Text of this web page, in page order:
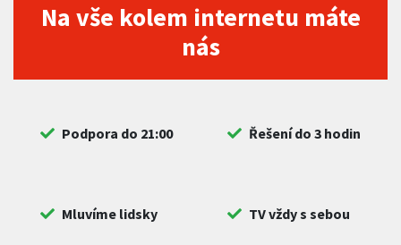
Na vše kolem internetu máte
nás
Podpora do 21:00 Řešení do 3 hodin
Mluvíme lidsky TV vždy s sebou